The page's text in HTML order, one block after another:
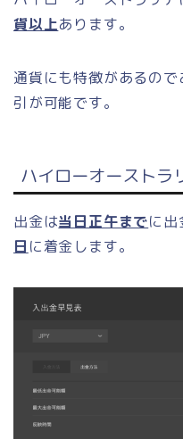
貨以上あります。
通貨にも特徴があるの
引が可能です。
ハイローオーストラ
出金は当日正午までに
日 に着金します。